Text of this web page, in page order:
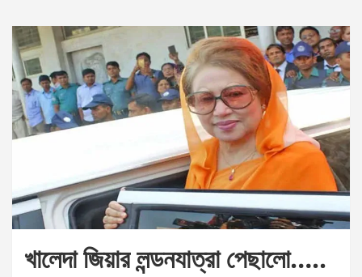
খালেদা জিয়ার লন্ডনযাত্রা পেছালো…..